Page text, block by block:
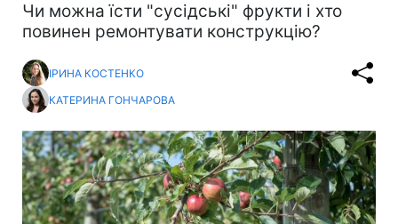
Чи можна їсти "сусідські" фрукти і хто
повинен ремонтувати конструкцію?
ІРИНА КОСТЕНКО
КАТЕРИНА ГОНЧАРОВА